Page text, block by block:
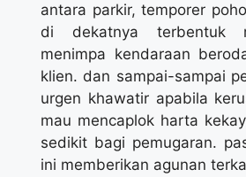
antara parkir, temporer
di dekatnya terbentuk
menimpa kendaraan
klien. dan sampai-sampai
urgen khawatir apabila
mau mencaplok harta
sedikit bagi pemugaran.
ini memberikan agunan